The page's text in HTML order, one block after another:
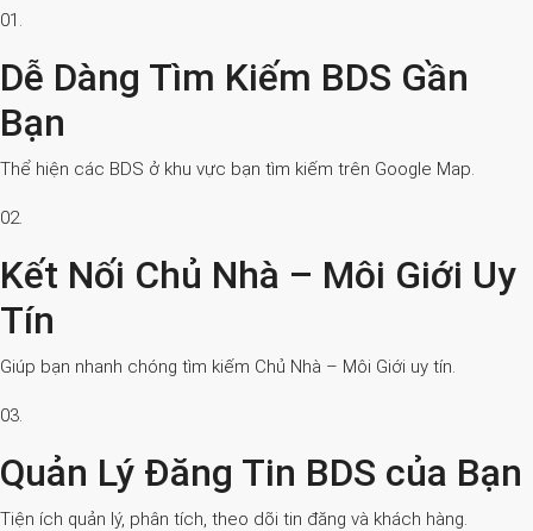
01.
Dễ Dàng Tìm Kiếm BDS Gần
Bạn
Thể hiện các BDS ở khu vực bạn tìm kiếm trên Google Map.
02.
Kết Nối Chủ Nhà – Môi Giới Uy
Tín
Giúp bạn nhanh chóng tìm kiếm Chủ Nhà – Môi Giới uy tín.
03.
Quản Lý Đăng Tin BDS của Bạn
Tiện ích quản lý, phân tích, theo dõi tin đăng và khách hàng.